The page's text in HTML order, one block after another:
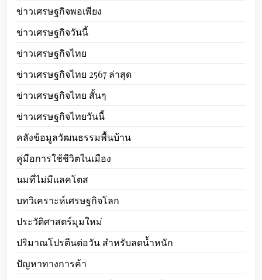
ข่าวเศรษฐกิจพอเพียง
ข่าวเศรษฐกิจวันนี้
ข่าวเศรษฐกิจไทย
ข่าวเศรษฐกิจไทย 2567 ล่าสุด
ข่าวเศรษฐกิจไทย สั้นๆ
ข่าวเศรษฐกิจไทยวันนี้
คลังข้อมูลวัฒนธรรมพื้นบ้าน
คู่มือการใช้ชีวิตในเมือง
นมที่ไม่มีแลคโตส
บทวิเคราะห์เศรษฐกิจโลก
ประวัติศาสตร์มุมใหม่
ปริมาณโปรตีนต่อวัน สำหรับลดน้ำหนัก
ปัญหาทางการค้า